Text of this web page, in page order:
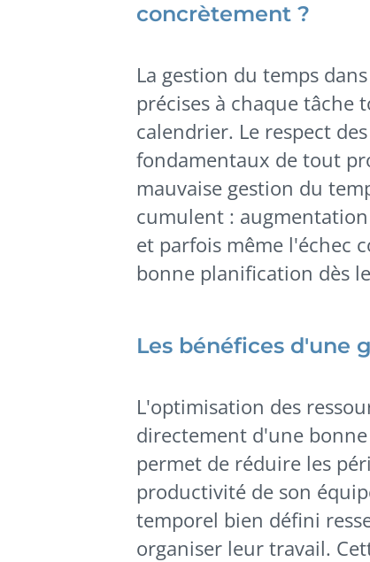
concrètement ?
La gestion du temps
précises à chaque tâche
calendrier. Le respect
fondamentaux de tout
mauvaise gestion du
cumulent :
et parfois même l'échec
bonne planification dès
Les bénéfices d'une
L'optimisation des
directement d'une
permet de réduire les
productivité de son
temporel bien défini
organiser leur travail.